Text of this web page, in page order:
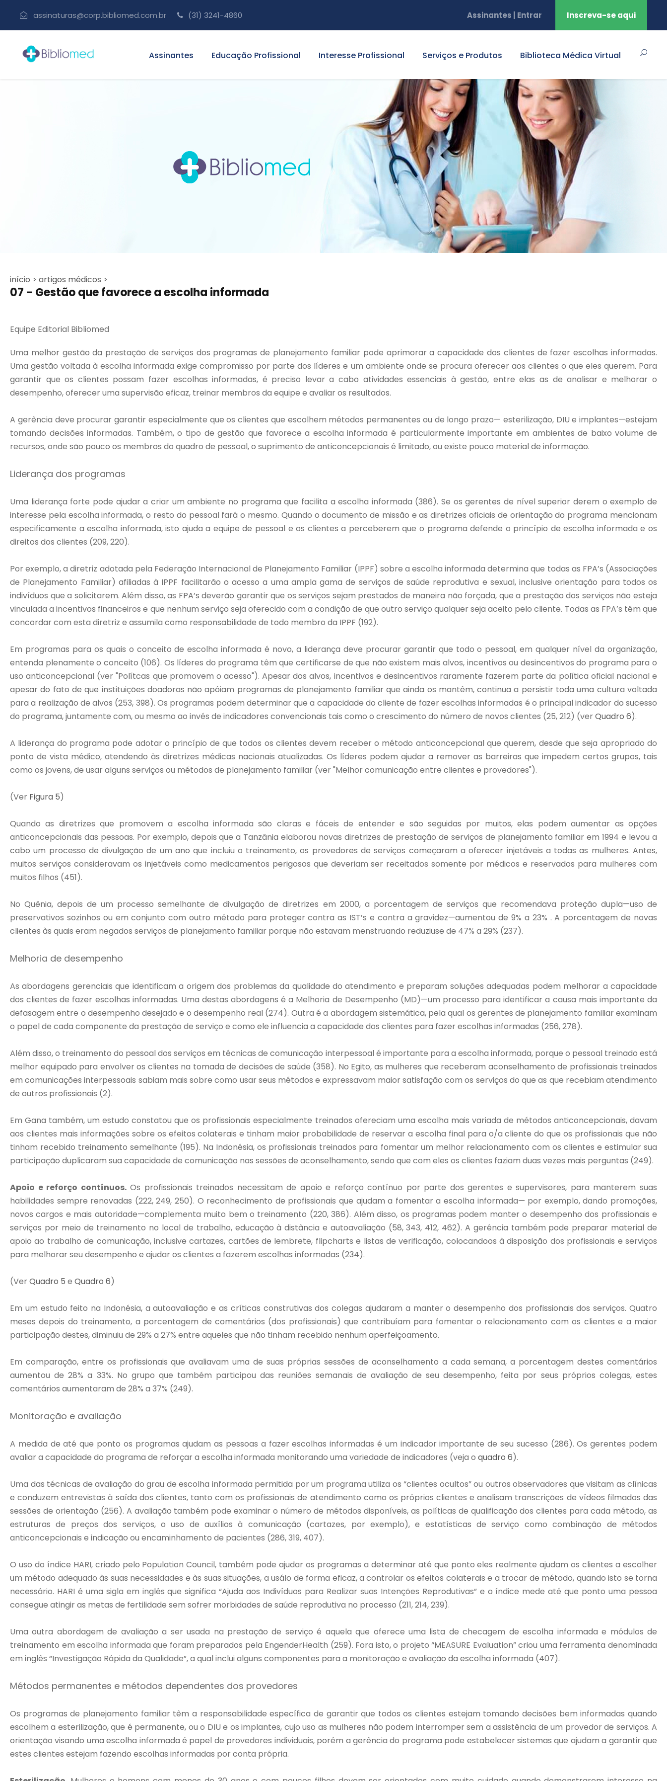
assinaturas@corp.bibliomed.com.br (31) 3241-4860 Assinantes | Entrar Inscreva-se aqui
Assinantes Educação Profissional Interesse Profissional Serviços e Produtos Biblioteca Médica Virtual
início > artigos médicos >
07 - Gestão que favorece a escolha informada
Equipe Editorial Bibliomed
Uma melhor gestão da prestação de serviços dos programas de planejamento familiar pode aprimorar a capacidade dos clientes de fazer escolhas informadas.
Uma gestão voltada à escolha informada exige compromisso por parte dos líderes e um ambiente onde se procura oferecer aos clientes o que eles querem. Para
garantir que os clientes possam fazer escolhas informadas, é preciso levar a cabo atividades essenciais à gestão, entre elas as de analisar e melhorar o
desempenho, oferecer uma supervisão eficaz, treinar membros da equipe e avaliar os resultados.
A gerência deve procurar garantir especialmente que os clientes que escolhem métodos permanentes ou de longo prazo— esterilização, DIU e implantes—estejam
tomando decisões informadas. Também, o tipo de gestão que favorece a escolha informada é particularmente importante em ambientes de baixo volume de
recursos, onde são pouco os membros do quadro de pessoal, o suprimento de anticoncepcionais é limitado, ou existe pouco material de informação.
Liderança dos programas
Uma liderança forte pode ajudar a criar um ambiente no programa que facilita a escolha informada (386). Se os gerentes de nível superior derem o exemplo de
interesse pela escolha informada, o resto do pessoal fará o mesmo. Quando o documento de missão e as diretrizes oficiais de orientação do programa mencionam
especificamente a escolha informada, isto ajuda a equipe de pessoal e os clientes a perceberem que o programa defende o princípio de escolha informada e os
direitos dos clientes (209, 220).
Por exemplo, a diretriz adotada pela Federação Internacional de Planejamento Familiar (IPPF) sobre a escolha informada determina que todas as FPA’s (Associações
de Planejamento Familiar) afiliadas à IPPF facilitarão o acesso a uma ampla gama de serviços de saúde reprodutiva e sexual, inclusive orientação para todos os
indivíduos que a solicitarem. Além disso, as FPA’s deverão garantir que os serviços sejam prestados de maneira não forçada, que a prestação dos serviços não esteja
vinculada a incentivos financeiros e que nenhum serviço seja oferecido com a condição de que outro serviço qualquer seja aceito pelo cliente. Todas as FPA’s têm que
concordar com esta diretriz e assumila como responsabilidade de todo membro da IPPF (192).
Em programas para os quais o conceito de escolha informada é novo, a liderança deve procurar garantir que todo o pessoal, em qualquer nível da organização,
entenda plenamente o conceito (106). Os líderes do programa têm que certificarse de que não existem mais alvos, incentivos ou desincentivos do programa para o
uso anticoncepcional (ver "Polítcas que promovem o acesso"). Apesar dos alvos, incentivos e desincentivos raramente fazerem parte da política oficial nacional e
apesar do fato de que instituições doadoras não apóiam programas de planejamento familiar que ainda os mantêm, continua a persistir toda uma cultura voltada
para a realização de alvos (253, 398). Os programas podem determinar que a capacidade do cliente de fazer escolhas informadas é o principal indicador do sucesso
do programa, juntamente com, ou mesmo ao invés de indicadores convencionais tais como o crescimento do número de novos clientes (25, 212) (verQuadro 6).
A liderança do programa pode adotar o princípio de que todos os clientes devem receber o método anticoncepcional que querem, desde que seja apropriado do
ponto de vista médico, atendendo às diretrizes médicas nacionais atualizadas. Os líderes podem ajudar a remover as barreiras que impedem certos grupos, tais
como os jovens, de usar alguns serviços ou métodos de planejamento familiar (ver "Melhor comunicação entre clientes e provedores").
(Ver Figura 5)
Quando as diretrizes que promovem a escolha informada são claras e fáceis de entender e são seguidas por muitos, elas podem aumentar as opções
anticoncepcionais das pessoas. Por exemplo, depois que a Tanzânia elaborou novas diretrizes de prestação de serviços de planejamento familiar em 1994 e levou a
cabo um processo de divulgação de um ano que incluiu o treinamento, os provedores de serviços começaram a oferecer injetáveis a todas as mulheres. Antes,
muitos serviços consideravam os injetáveis como medicamentos perigosos que deveriam ser receitados somente por médicos e reservados para mulheres com
muitos filhos (451).
No Quênia, depois de um processo semelhante de divulgação de diretrizes em 2000, a porcentagem de serviços que recomendava proteção dupla—uso de
preservativos sozinhos ou em conjunto com outro método para proteger contra as IST’s e contra a gravidez—aumentou de 9% a 23% . A porcentagem de novas
clientes às quais eram negados serviços de planejamento familiar porque não estavam menstruando reduziuse de 47% a 29% (237).
Melhoria de desempenho
As abordagens gerenciais que identificam a origem dos problemas da qualidade do atendimento e preparam soluções adequadas podem melhorar a capacidade
dos clientes de fazer escolhas informadas. Uma destas abordagens é a Melhoria de Desempenho (MD)—um processo para identificar a causa mais importante da
defasagem entre o desempenho desejado e o desempenho real (274). Outra é a abordagem sistemática, pela qual os gerentes de planejamento familiar examinam
o papel de cada componente da prestação de serviço e como ele influencia a capacidade dos clientes para fazer escolhas informadas (256, 278).
Além disso, o treinamento do pessoal dos serviços em técnicas de comunicação interpessoal é importante para a escolha informada, porque o pessoal treinado está
melhor equipado para envolver os clientes na tomada de decisões de saúde (358). No Egito, as mulheres que receberam aconselhamento de profissionais treinados
em comunicações interpessoais sabiam mais sobre como usar seus métodos e expressavam maior satisfação com os serviços do que as que recebiam atendimento
de outros profissionais (2).
Em Gana também, um estudo constatou que os profissionais especialmente treinados ofereciam uma escolha mais variada de métodos anticoncepcionais, davam
aos clientes mais informações sobre os efeitos colaterais e tinham maior probabilidade de reservar a escolha final para o/a cliente do que os profissionais que não
tinham recebido treinamento semelhante (195). Na Indonésia, os profissionais treinados para fomentar um melhor relacionamento com os clientes e estimular sua
participação duplicaram sua capacidade de comunicação nas sessões de aconselhamento, sendo que com eles os clientes faziam duas vezes mais perguntas (249).
Apoio e reforço contínuos.Os profissionais treinados necessitam de apoio e reforço contínuo por parte dos gerentes e supervisores, para manterem suas
habilidades sempre renovadas (222, 249, 250). O reconhecimento de profissionais que ajudam a fomentar a escolha informada— por exemplo, dando promoções,
novos cargos e mais autoridade—complementa muito bem o treinamento (220, 386). Além disso, os programas podem manter o desempenho dos profissionais e
serviços por meio de treinamento no local de trabalho, educação à distância e autoavaliação (58, 343, 412, 462). A gerência também pode preparar material de
apoio ao trabalho de comunicação, inclusive cartazes, cartões de lembrete, flipcharts e listas de verificação, colocandoos à disposição dos profissionais e serviços
para melhorar seu desempenho e ajudar os clientes a fazerem escolhas informadas (234).
(VerQuadro 5 e Quadro 6)
Em um estudo feito na Indonésia, a autoavaliação e as críticas construtivas dos colegas ajudaram a manter o desempenho dos profissionais dos serviços. Quatro
meses depois do treinamento, a porcentagem de comentários (dos profissionais) que contribuíam para fomentar o relacionamento com os clientes e a maior
participação destes, diminuiu de 29% a 27% entre aqueles que não tinham recebido nenhum aperfeiçoamento.
Em comparação, entre os profissionais que avaliavam uma de suas próprias sessões de aconselhamento a cada semana, a porcentagem destes comentários
aumentou de 28% a 33%. No grupo que também participou das reuniões semanais de avaliação de seu desempenho, feita por seus próprios colegas, estes
comentários aumentaram de 28% a 37% (249).
Monitoração e avaliação
A medida de até que ponto os programas ajudam as pessoas a fazer escolhas informadas é um indicador importante de seu sucesso (286). Os gerentes podem
avaliar a capacidade do programa de reforçar a escolha informada monitorando uma variedade de indicadores (veja o quadro 6).
Uma das técnicas de avaliação do grau de escolha informada permitida por um programa utiliza os “clientes ocultos” ou outros observadores que visitam as clínicas
e conduzem entrevistas à saída dos clientes, tanto com os profissionais de atendimento como os próprios clientes e analisam transcrições de vídeos filmados das
sessões de orientação (256). A avaliação também pode examinar o número de métodos disponíveis, as políticas de qualificação dos clientes para cada método, as
estruturas de preços dos serviços, o uso de auxílios à comunicação (cartazes, por exemplo), e estatísticas de serviço como combinação de métodos
anticoncepcionais e indicação ou encaminhamento de pacientes (286, 319, 407).
O uso do índice HARI, criado pelo Population Council, também pode ajudar os programas a determinar até que ponto eles realmente ajudam os clientes a escolher
um método adequado às suas necessidades e às suas situações, a usálo de forma eficaz, a controlar os efeitos colaterais e a trocar de método, quando isto se torna
necessário. HARI é uma sigla em inglês que significa “Ajuda aos Indivíduos para Realizar suas Intenções Reprodutivas” e o índice mede até que ponto uma pessoa
consegue atingir as metas de fertilidade sem sofrer morbidades de saúde reprodutiva no processo (211, 214, 239).
Uma outra abordagem de avaliação a ser usada na prestação de serviço é aquela que oferece uma lista de checagem de escolha informada e módulos de
treinamento em escolha informada que foram preparados pela EngenderHealth (259). Fora isto, o projeto “MEASURE Evaluation” criou uma ferramenta denominada
em inglês “Investigação Rápida da Qualidade”, a qual inclui alguns componentes para a monitoração e avaliação da escolha informada (407).
Métodos permanentes e métodos dependentes dos provedores
Os programas de planejamento familiar têm a responsabilidade específica de garantir que todos os clientes estejam tomando decisões bem informadas quando
escolhem a esterilização, que é permanente, ou o DIU e os implantes, cujo uso as mulheres não podem interromper sem a assistência de um provedor de serviços. A
orientação visando uma escolha informada é papel de provedores individuais, porém a gerência do programa pode estabelecer sistemas que ajudam a garantir que
estes clientes estejam fazendo escolhas informadas por conta própria.